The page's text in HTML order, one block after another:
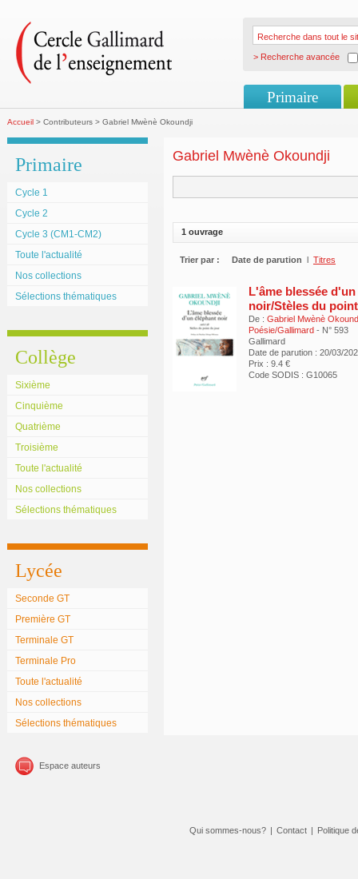
> Recherche avancée
Primaire
Accueil > Contributeurs > Gabriel Mwènè Okoundji
Primaire
Cycle 1
Cycle 2
Cycle 3 (CM1-CM2)
Toute l'actualité
Nos collections
Sélections thématiques
Collège
Sixième
Cinquième
Quatrième
Troisième
Toute l'actualité
Nos collections
Sélections thématiques
Lycée
Seconde GT
Première GT
Terminale GT
Terminale Pro
Toute l'actualité
Nos collections
Sélections thématiques
Espace auteurs
Gabriel Mwènè Okoundji
1 ouvrage
Trier par : Date de parution l Titres
L'âme blessée
noir/Stèles du
De : Gabriel Mwènè
Poésie/Gallimard - N° 593
Gallimard
Date de parution : 20/03/
Prix : 9.4 €
Code SODIS : G10065
Qui sommes-nous? | Contact | Politique